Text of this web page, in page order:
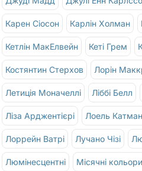
Карен Сіосон Карлін Холман
Кетлін МакЕлвейн Кеті Грем
Костянтин Стерхов Лорін
Летиція Моначеллі Ліббі Белл
Ліза Арджентієрі Лоель
Лоррейн Ватрі Лучано Чізі
Люмінесцентні Місячні кольори